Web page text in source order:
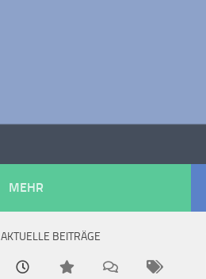
MEHR
AKTUELLE BEITRÄGE